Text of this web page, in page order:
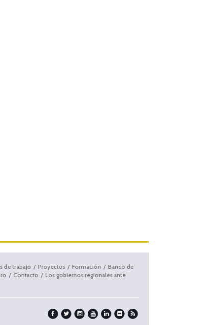
de trabajo Proyectos Formación
Banco de
Contacto
Los gobiernos regionales ante